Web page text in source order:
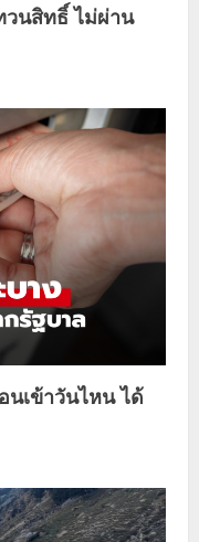
วนสิทธิ์ ไม่ผ่าน
นเข้าวันไหน ได้